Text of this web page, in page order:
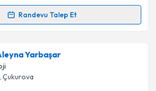
Takvim Talebini Gönder
Randevu Talep Et
Talebi
Köseiçin randevu takvimi talebi
bu uzmandan randevu almanız için bir
e-posta ile bilgilendireceğiz.
Yarbaşar
, Çukurova